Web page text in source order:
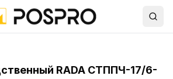
RADA СТППЧ-17/6-